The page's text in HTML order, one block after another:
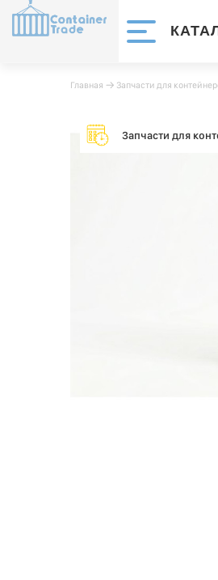
Главная 􀄫 Запчасти для
Запчасти для